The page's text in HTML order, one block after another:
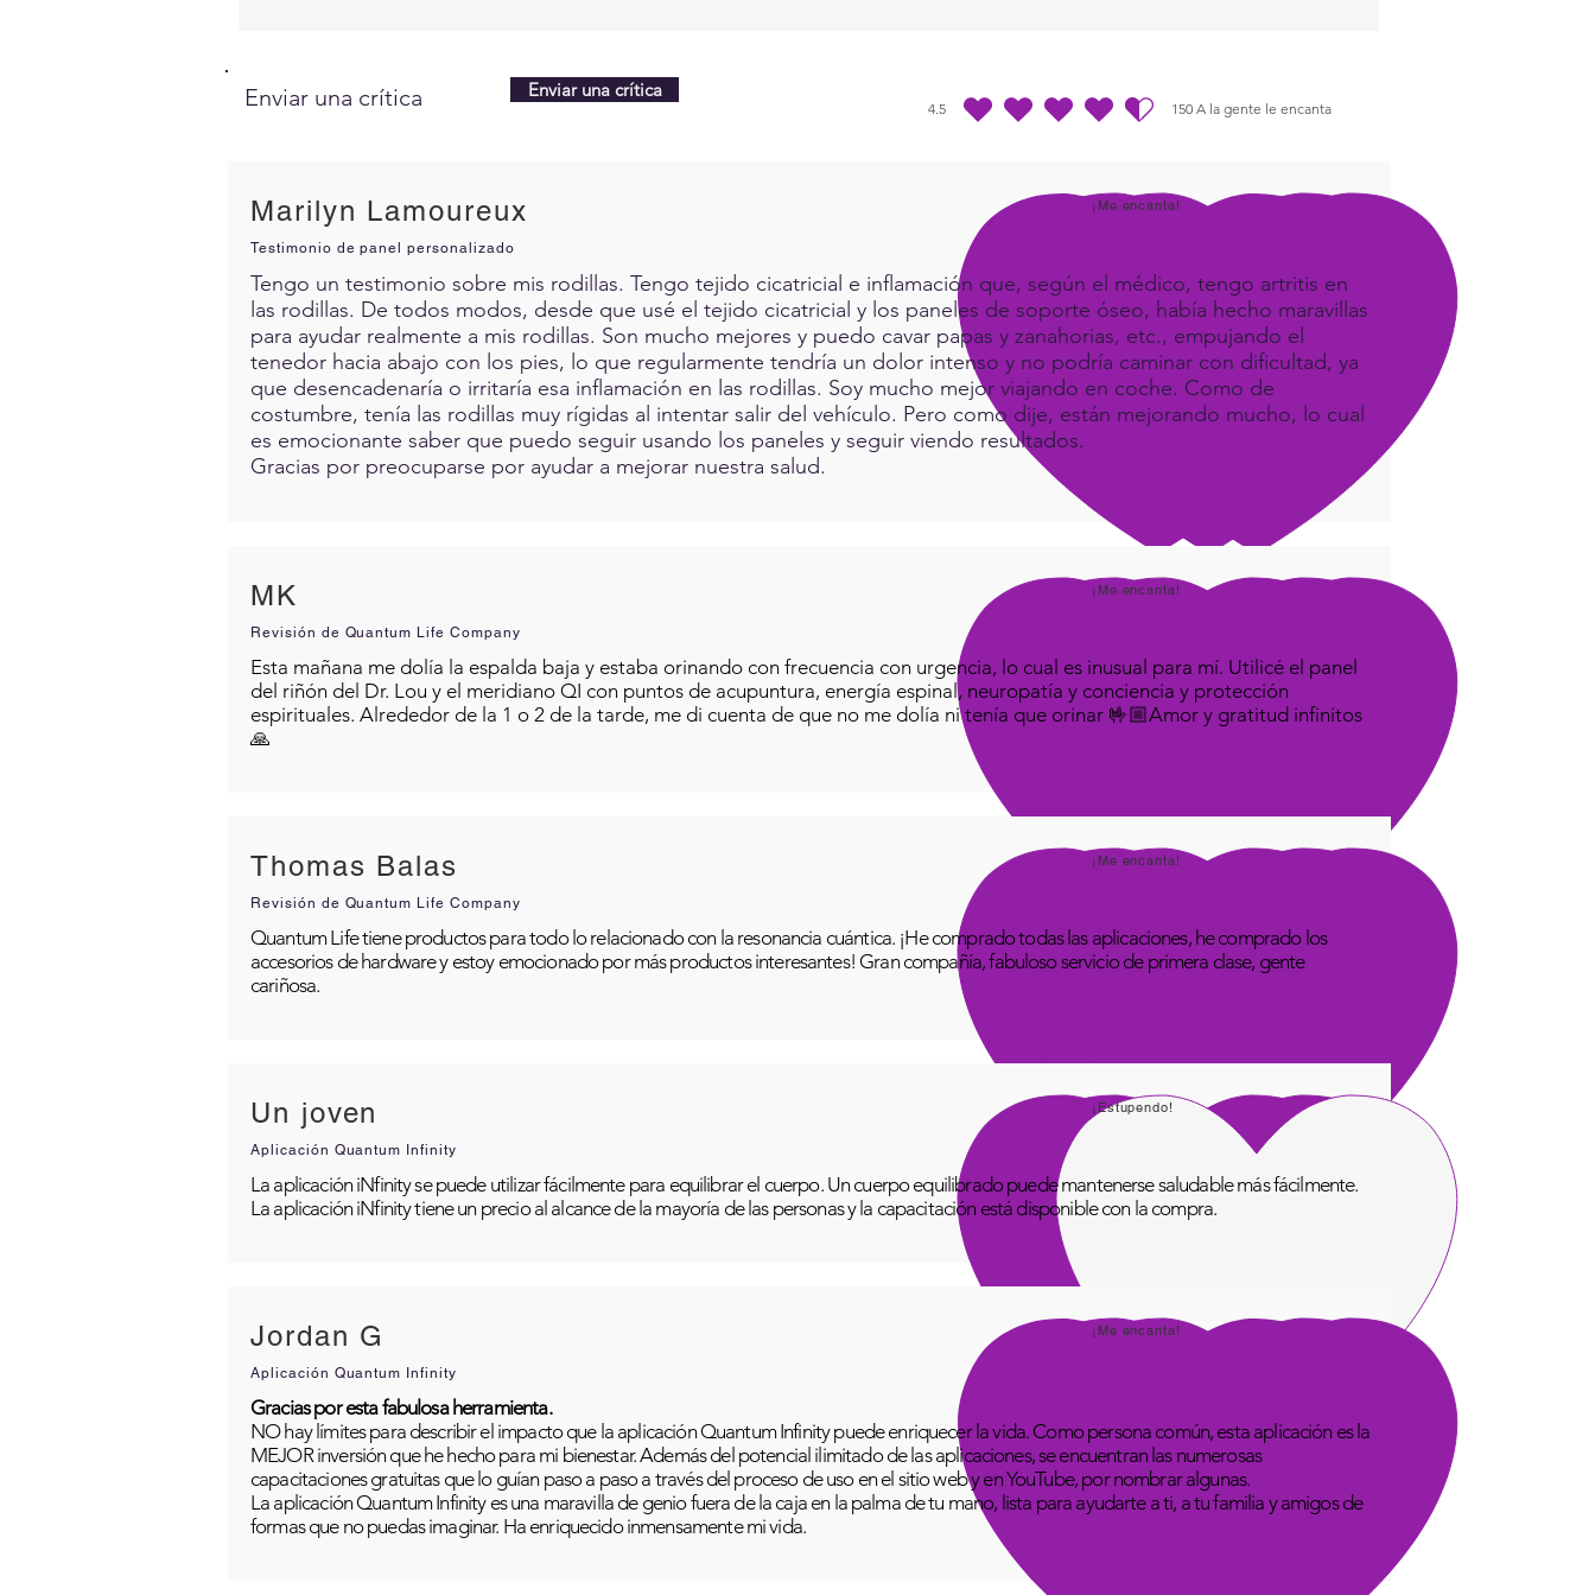
Enviar una crítica Enviar una crítica
4.5 150 A la gente le encanta
la calificación promedio es 4.5 de 5, basada en 150 votos, A la gente le encanta
Marilyn Lamoureux ¡Me encanta!
Testimonio de panel personalizado
Tengo un testimonio sobre mis rodillas. Tengo tejido cicatricial e inflamación que, según el médico, tengo artritis en
las rodillas. De todos modos, desde que usé el tejido cicatricial y los paneles de soporte óseo, había hecho maravillas
para ayudar realmente a mis rodillas. Son mucho mejores y puedo cavar papas y zanahorias, etc., empujando el
tenedor hacia abajo con los pies, lo que regularmente tendría un dolor intenso y no podría caminar con dificultad, ya
que desencadenaría o irritaría esa inflamación en las rodillas. Soy mucho mejor viajando en coche. Como de
costumbre, tenía las rodillas muy rígidas al intentar salir del vehículo. Pero como dije, están mejorando mucho, lo cual
es emocionante saber que puedo seguir usando los paneles y seguir viendo resultados.
Gracias por preocuparse por ayudar a mejorar nuestra salud.
MK ¡Me encanta!
Revisión de Quantum Life Company
Esta mañana me dolía la espalda baja y estaba orinando con frecuencia con urgencia, lo cual es inusual para mí. Utilicé el panel
del riñón del Dr. Lou y el meridiano QI con puntos de acupuntura, energía espinal, neuropatía y conciencia y protección
espirituales. Alrededor de la 1 o 2 de la tarde, me di cuenta de que no me dolía ni tenía que orinar 🤟🏼Amor y gratitud infinitos
🙏
Thomas Balas ¡Me encanta!
Revisión de Quantum Life Company
Quantum Life tiene productos para todo lo relacionado con la resonancia cuántica. ¡He comprado todas las aplicaciones, he comprado los
accesorios de hardware y estoy emocionado por más productos interesantes! Gran compañía, fabuloso servicio de primera clase, gente
cariñosa.
Un joven ¡Estupendo!
Aplicación Quantum Infinity
La aplicación iNfinity se puede utilizar fácilmente para equilibrar el cuerpo. Un cuerpo equilibrado puede mantenerse saludable más fácilmente.
La aplicación iNfinity tiene un precio al alcance de la mayoría de las personas y la capacitación está disponible con la compra.
Jordan G ¡Me encanta!
Aplicación Quantum Infinity
Gracias por esta fabulosa herramienta.
NO hay límites para describir el impacto que la aplicación Quantum Infinity puede enriquecer la vida. Como persona común, esta aplicación es la
MEJOR inversión que he hecho para mi bienestar. Además del potencial ilimitado de las aplicaciones, se encuentran las numerosas
capacitaciones gratuitas que lo guían paso a paso a través del proceso de uso en el sitio web y en YouTube, por nombrar algunas.
La aplicación Quantum Infinity es una maravilla de genio fuera de la caja en la palma de tu mano, lista para ayudarte a ti, a tu familia y amigos de
formas que no puedas imaginar. Ha enriquecido inmensamente mi vida.